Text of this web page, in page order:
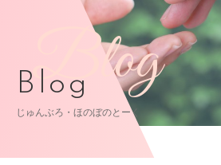
Blog
Blog
じゅんぶろ・ほのぼのとーく